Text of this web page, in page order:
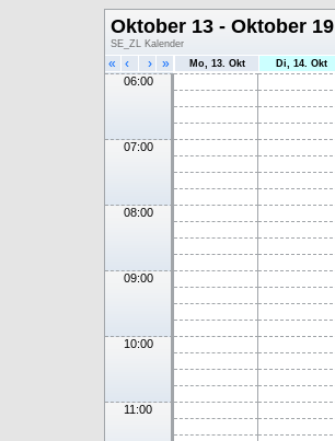
Oktober 13 - Oktober 19
SE_ZL Kalender
« ‹ › » Mo, 13. Okt Di, 14. Okt
06:00
07:00
08:00
09:00
10:00
11:00